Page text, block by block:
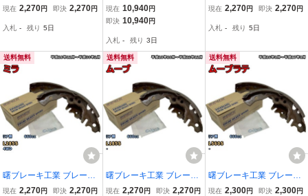
シュー リア側 ダイハツ
平成22年12月～平成24年
現在 2,270円 即決 2,270円
入札 - 残り 5日
シュー リア側 マツダ タ
イタン NN4044H LPR85
現在 10,940円
即決 10,940円
入札 - 残り 3日
シュー リア側 ダイハツ
平成22年12月～平成24年
現在 2,270円 即決 2,270円
入札 - 残り 5日
送料無料
曙ブレーキ工業 ブレーキ
シュー リア側 ダイハツ
現在 2,270円 即決 2,270円
送料無料
曙ブレーキ工業 ブレーキ
シュー リア側 ダイハツ
現在 2,270円 即決 2,270円
送料無料
曙ブレーキ工業 ブレーキ
シュー リア側 ダイハツ
現在 2,300円 即決 2,300円